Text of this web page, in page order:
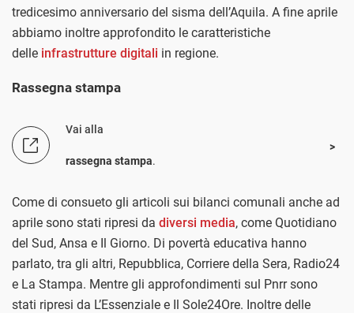
tredicesimo anniversario del sisma dell’Aquila. A fine aprile
abbiamo inoltre approfondito le caratteristiche
delle infrastrutture digitali in regione.
Rassegna stampa
Vai alla
rassegna stampa.
Come di consueto gli articoli sui bilanci comunali anche ad
aprile sono stati ripresi da diversi media, come Quotidiano
del Sud, Ansa e Il Giorno. Di povertà educativa hanno
parlato, tra gli altri, Repubblica, Corriere della Sera, Radio24
e La Stampa. Mentre gli approfondimenti sul Pnrr sono
stati ripresi da L’Essenziale e Il Sole24Ore. Inoltre delle